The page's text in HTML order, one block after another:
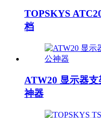
TOPSKYS
档
ATW20 显示器
神器